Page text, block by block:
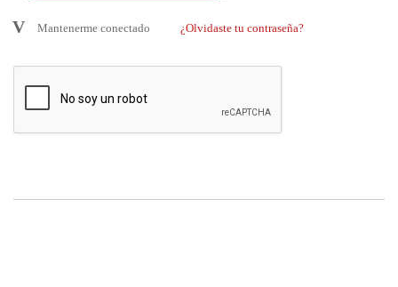
Mantenerme conectado ¿Olvidaste tu contraseña?